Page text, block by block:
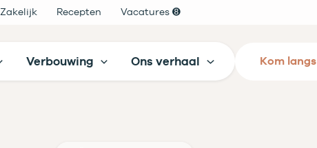
Zakelijk Recepten Vacatures ➑
Verbouwing Ons verhaal Kom langs